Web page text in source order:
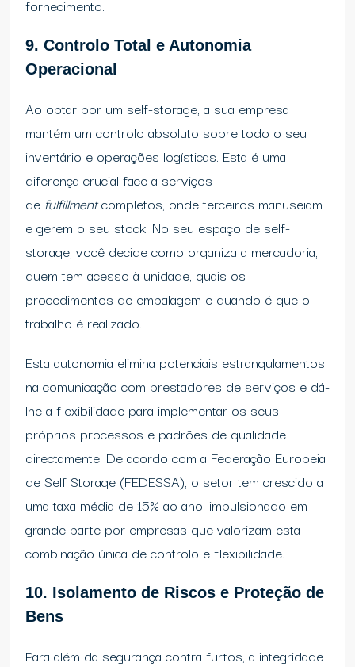
fornecimento.
9. Controlo Total e Autonomia
Operacional
Ao optar por um self-storage, a sua empresa
mantém um controlo absoluto sobre todo o seu
inventário e operações logísticas. Esta é uma
diferença crucial face a serviços
de fulfillmentcompletos, onde terceiros manuseiam
e gerem o seu stock. No seu espaço de self-
storage, você decide como organiza a mercadoria,
quem tem acesso à unidade, quais os
procedimentos de embalagem e quando é que o
trabalho é realizado.
Esta autonomia elimina potenciais estrangulamentos
na comunicação com prestadores de serviços e dá-
lhe a flexibilidade para implementar os seus
próprios processos e padrões de qualidade
directamente. De acordo com a Federação Europeia
de Self Storage (FEDESSA), o setor tem crescido a
uma taxa média de 15% ao ano, impulsionado em
grande parte por empresas que valorizam esta
combinação única de controlo e flexibilidade.
10. Isolamento de Riscos e Proteção de
Bens
Para além da segurança contra furtos, a integridade